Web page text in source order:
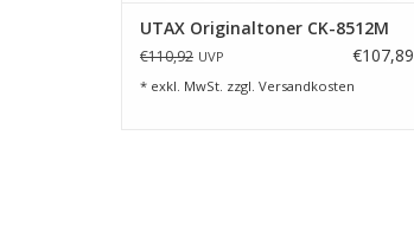
UTAX Originaltoner CK-8512M
€110,92 UVP €107,89
* exkl. MwSt. zzgl. Versandkosten